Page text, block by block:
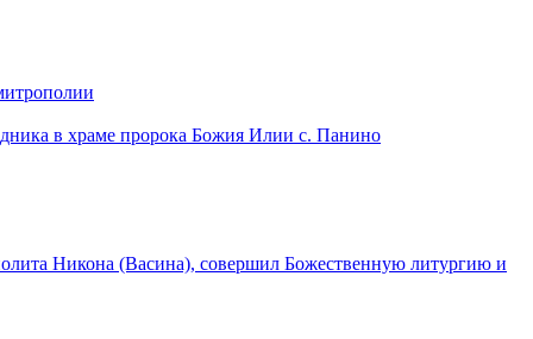
в храме пророка Божия Илии с. Панино
Никона (Васина), совершил Божественную литургию и